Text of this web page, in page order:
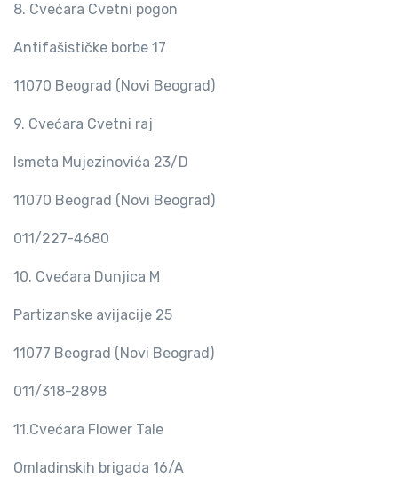
8. Cvećara Cvetni pogon
Antifašističke borbe 17
11070 Beograd (Novi Beograd)
9. Cvećara Cvetni raj
Ismeta Mujezinovića 23/D
11070 Beograd (Novi Beograd)
011/227-4680
10. Cvećara Dunjica M
Partizanske avijacije 25
11077 Beograd (Novi Beograd)
011/318-2898
11.Cvećara Flower Tale
Omladinskih brigada 16/A